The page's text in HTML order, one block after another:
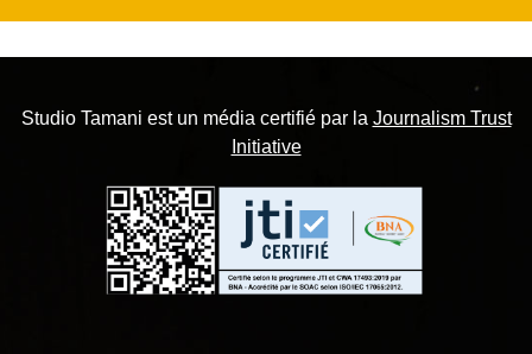
Studio Tamani est un média certifié par la Journalism Trust
Initiative